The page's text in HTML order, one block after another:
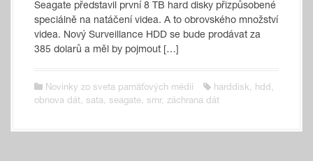
Seagate představil první 8 TB hard disky přizpůsobené
speciálně na natáčení videa. A to obrovského množství
videa. Nový Surveillance HDD se bude prodávat za
385 dolarů a měl by pojmout […]
Novinky zo sveta pamäťových médií harddisk, hdd,
obnova dát, sata, seagate, smr, záchrana dát